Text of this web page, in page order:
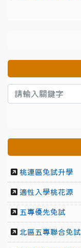
桃連區免試升學
適性入學桃花源
五專優先免試
北區五專聯合免試